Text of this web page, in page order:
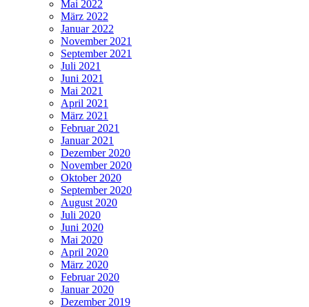
Mai 2022
März 2022
Januar 2022
November 2021
September 2021
Juli 2021
Juni 2021
Mai 2021
April 2021
März 2021
Februar 2021
Januar 2021
Dezember 2020
November 2020
Oktober 2020
September 2020
August 2020
Juli 2020
Juni 2020
Mai 2020
April 2020
März 2020
Februar 2020
Januar 2020
Dezember 2019